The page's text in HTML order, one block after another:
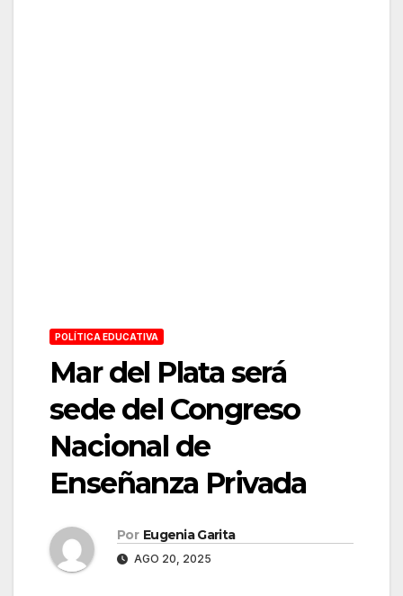
POLÍTICA EDUCATIVA
Mar del Plata será
sede del Congreso
Nacional de
Enseñanza Privada
Por Eugenia Garita
AGO 20, 2025